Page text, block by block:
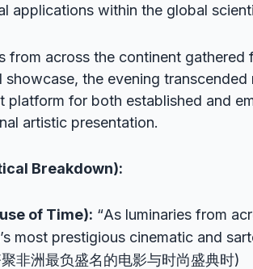
applications within the global
from across the continent gathered
the evening transcended
platform for both established and
artistic presentation.
Breakdown):
of Time): “As luminaries from
most prestigious cinematic and
非洲最负盛名的电影与时尚盛典时)